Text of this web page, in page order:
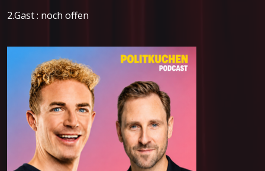
2.Gast : noch offen